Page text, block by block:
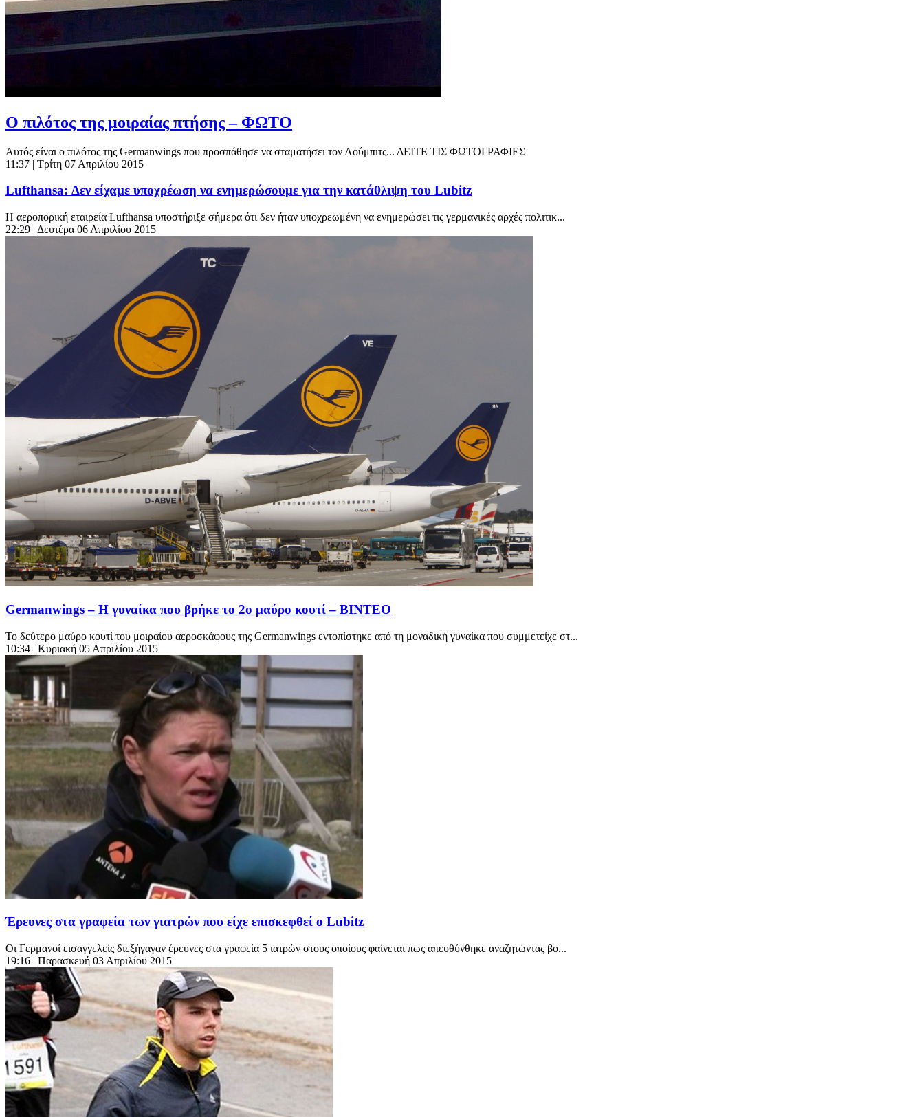
O πιλότος της μοιραίας πτήσης – ΦΩΤΟ
Αυτός είναι ο πιλότος της Germanwings που προσπάθησε να σταματήσει τον Λούμπιτς... ΔΕΙΤΕ ΤΙΣ ΦΩΤΟΓΡΑΦΙΕΣ
11:37 | Τρίτη 07 Απριλίου 2015
Lufthansa: Δεν είχαμε υποχρέωση να ενημερώσουμε για την κατάθλιψη του Lubitz
Η αεροπορική εταιρεία Lufthansa υποστήριξε σήμερα ότι δεν ήταν υποχρεωμένη να ενημερώσει τις γερμανικές αρχές πολιτικ...
22:29 | Δευτέρα 06 Απριλίου 2015
Germanwings – Η γυναίκα που βρήκε το 2ο μαύρο κουτί – ΒΙΝΤΕΟ
Το δεύτερο μαύρο κουτί του μοιραίου αεροσκάφους της Germanwings εντοπίστηκε από τη μοναδική γυναίκα που συμμετείχε στ...
10:34 | Κυριακή 05 Απριλίου 2015
Έρευνες στα γραφεία των γιατρών που είχε επισκεφθεί ο Lubitz
Oι Γερμανοί εισαγγελείς διεξήγαγαν έρευνες στα γραφεία 5 ιατρών στους οποίους φαίνεται πως απευθύνθηκε αναζητώντας βο...
19:16 | Παρασκευή 03 Απριλίου 2015